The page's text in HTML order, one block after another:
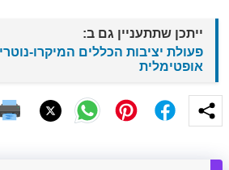
ייתכן שתתעניין גם ב:
פעולת יציבות הכללים המיקרו-
אופטימלית